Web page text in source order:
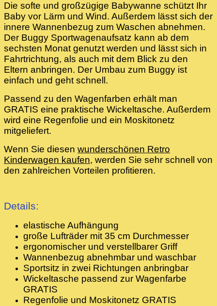
Die softe und großzügige Babywanne schützt Ihr
Baby vor Lärm und Wind. Außerdem lässt sich der
innere Wannenbezug zum Waschen abnehmen.
Der Buggy Sportwagenaufsatz kann ab dem
sechsten Monat genutzt werden und lässt sich in
Fahrtrichtung, als auch mit dem Blick zu den
Eltern anbringen. Der Umbau zum Buggy ist
einfach und geht schnell.
Passend zu den Wagenfarben erhält man
GRATIS eine praktische Wickeltasche. Außerdem
wird eine Regenfolie und ein Moskitonetz
mitgeliefert.
Wenn Sie diesen wunderschönen Retro
Kinderwagen kaufen, werden Sie sehr schnell von
den zahlreichen Vorteilen profitieren.
Details:
elastische Aufhängung
große Lufträder mit 35 cm Durchmesser
ergonomischer und verstellbarer Griff
Wannenbezug abnehmbar und waschbar
Sportsitz in zwei Richtungen anbringbar
Wickeltasche passend zur Wagenfarbe
GRATIS
Regenfolie und Moskitonetz GRATIS